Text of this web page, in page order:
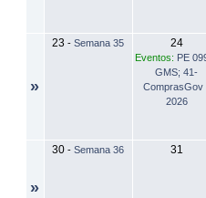
»
23 -Semana 35 24
Eventos: PE
GMS; 41-
ComprasGov
2026
»
30 -Semana 36 31